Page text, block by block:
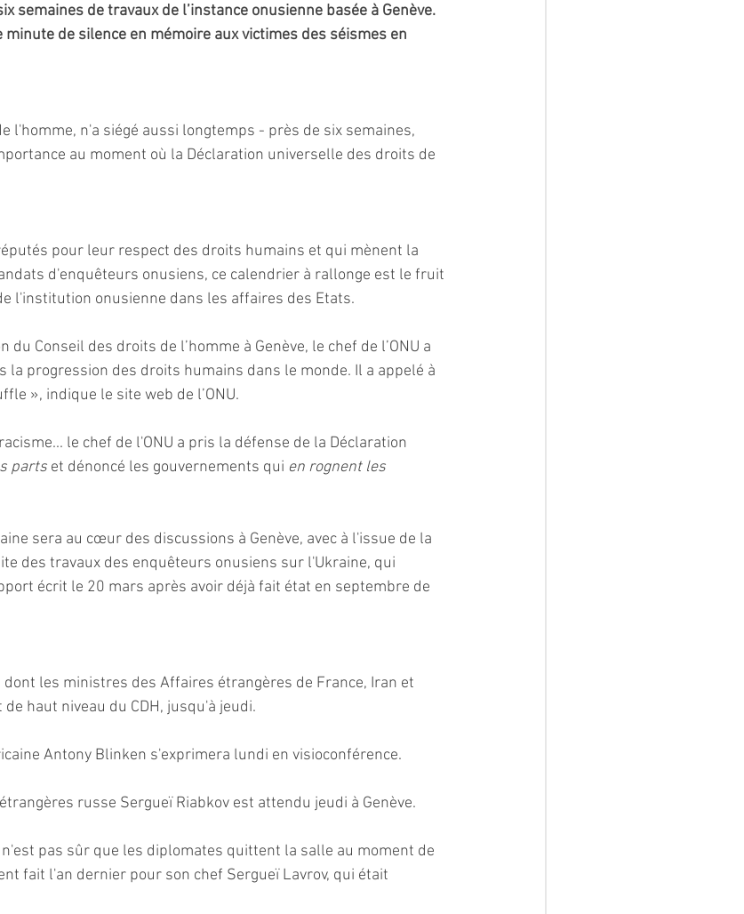
semaines de travaux de l’instance onusienne basée à Genève.
de silence en mémoire aux victimes des séismes en
l'homme, n'a siégé aussi longtemps - près de six semaines,
au moment où la Déclaration universelle des droits de
pour leur respect des droits humains et qui mènent la
d'enquêteurs onusiens, ce calendrier à rallonge est le fruit
l'institution onusienne dans les affaires des Etats.
du Conseil des droits de l’homme à Genève, le chef de l’ONU a
la progression des droits humains dans le monde. Il a appelé à
», indique le site web de l’ONU.
le chef de l'ONU a pris la défense de la Déclaration
parts et dénoncé les gouvernements qui en rognent les
sera au cœur des discussions à Genève, avec à l'issue de la
des travaux des enquêteurs onusiens sur l'Ukraine, qui
écrit le 20 mars après avoir déjà fait état en septembre de
les ministres des Affaires étrangères de France, Iran et
haut niveau du CDH, jusqu'à jeudi.
Antony Blinken s'exprimera lundi en visioconférence.
russe Sergueï Riabkov est attendu jeudi à Genève.
n'est pas sûr que les diplomates quittent la salle au moment de
fait l'an dernier pour son chef Sergueï Lavrov, qui était